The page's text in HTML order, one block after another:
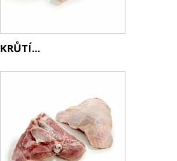
KRŮTÍ...